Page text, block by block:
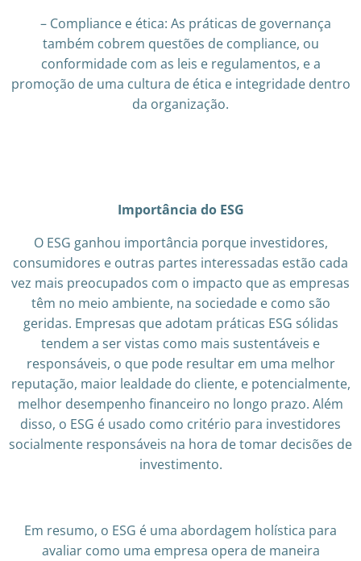
– Compliance e ética: As práticas de governança
também cobrem questões de compliance, ou
conformidade com as leis e regulamentos, e a
promoção de uma cultura de ética e integridade dentro
da organização.
Importância do ESG
O ESG ganhou importância porque investidores,
consumidores e outras partes interessadas estão cada
vez mais preocupados com o impacto que as empresas
têm no meio ambiente, na sociedade e como são
geridas. Empresas que adotam práticas ESG sólidas
tendem a ser vistas como mais sustentáveis e
responsáveis, o que pode resultar em uma melhor
reputação, maior lealdade do cliente, e potencialmente,
melhor desempenho financeiro no longo prazo. Além
disso, o ESG é usado como critério para investidores
socialmente responsáveis na hora de tomar decisões de
investimento.
Em resumo, o ESG é uma abordagem holística para
avaliar como uma empresa opera de maneira